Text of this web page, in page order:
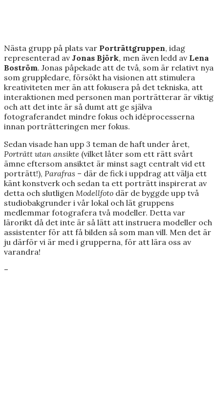
Nästa grupp på plats var Porträttgruppen, idag
representerad av Jonas Björk, men även ledd av Lena
Boström. Jonas påpekade att de två, som är relativt nya
som gruppledare, försökt ha visionen att stimulera
kreativiteten mer än att fokusera på det tekniska, att
interaktionen med personen man porträtterar är viktig
och att det inte är så dumt att ge själva
fotograferandet mindre fokus och idéprocesserna
innan porträtteringen mer fokus.
Sedan visade han upp 3 teman de haft under året,
Porträtt utan ansikte (vilket låter som ett rätt svårt
ämne eftersom ansiktet är minst sagt centralt vid ett
porträtt!), Parafras – där de fick i uppdrag att välja ett
känt konstverk och sedan ta ett porträtt inspirerat av
detta och slutligen Modellfoto där de byggde upp två
studiobakgrunder i vår lokal och lät gruppens
medlemmar fotografera två modeller. Detta var
lärorikt då det inte är så lätt att instruera modeller och
assistenter för att få bilden så som man vill. Men det är
ju därför vi är med i grupperna, för att lära oss av
varandra!
–